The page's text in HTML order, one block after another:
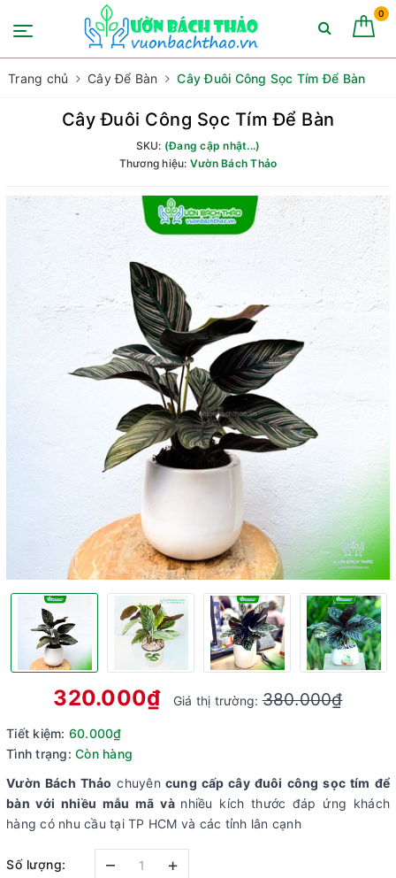
0
Trang chủ Cây Để Bàn Cây Đuôi Công Sọc Tím Để Bàn
Cây Đuôi Công Sọc Tím Để Bàn
SKU: (Đang cập nhật...)
Thương hiệu: Vườn Bách Thảo
320.000₫ Giá thị trường:380.000₫
Tiết kiệm: 60.000₫
Tình trạng: Còn hàng
Vườn Bách Thảo chuyên cung cấp cây đuôi công sọc tím để
bàn với nhiều mẫu mã và nhiều kích thước đáp ứng khách
hàng có nhu cầu tại TP HCM và các tỉnh lân cạnh
Số lượng: – +